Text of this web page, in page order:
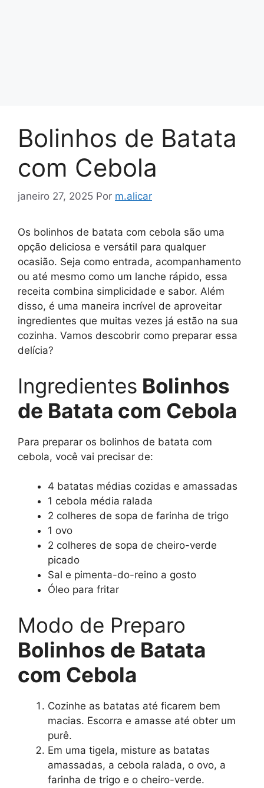
Bolinhos de Batata
com Cebola
janeiro 27, 2025 Por m.alicar
Os bolinhos de batata com cebola são uma
opção deliciosa e versátil para qualquer
ocasião. Seja como entrada, acompanhamento
ou até mesmo como um lanche rápido, essa
receita combina simplicidade e sabor. Além
disso, é uma maneira incrível de aproveitar
ingredientes que muitas vezes já estão na sua
cozinha. Vamos descobrir como preparar essa
delícia?
Ingredientes Bolinhos
de Batata com Cebola
Para preparar os bolinhos de batata com
cebola, você vai precisar de:
4 batatas médias cozidas e amassadas
1 cebola média ralada
2 colheres de sopa de farinha de trigo
1 ovo
2 colheres de sopa de cheiro-verde
picado
Sal e pimenta-do-reino a gosto
Óleo para fritar
Modo de Preparo
Bolinhos de Batata
com Cebola
Cozinhe as batatas até ficarem bem
macias. Escorra e amasse até obter um
purê.
Em uma tigela, misture as batatas
amassadas, a cebola ralada, o ovo, a
farinha de trigo e o cheiro-verde.